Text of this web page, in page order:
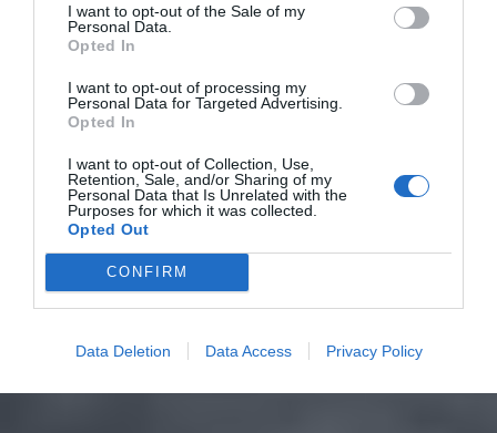
I want to opt-out of the Sale of my
Personal Data.
Opted In
I want to opt-out of processing my
Personal Data for Targeted Advertising.
Opted In
I want to opt-out of Collection, Use,
Retention, Sale, and/or Sharing of my
Personal Data that Is Unrelated with the
Purposes for which it was collected.
Opted Out
CONFIRM
Data Deletion Data Access Privacy Policy